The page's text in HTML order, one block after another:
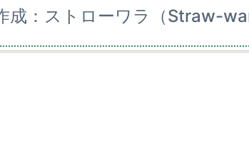
成：ストローワラ（Straw-